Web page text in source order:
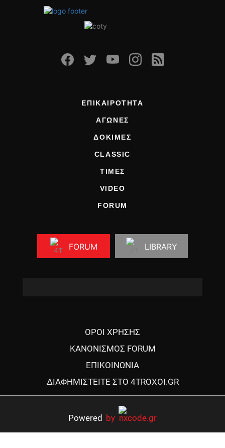
ΕΠΙΚΑΙΡΟΤΗΤΑ
ΑΓΩΝΕΣ
ΔΟΚΙΜΕΣ
CLASSIC
ΤΙΜΕΣ
VIDEO
FORUM
FORUM LIBRARY
ΟΡΟΙ ΧΡΗΣΗΣ
ΚΑΝΟΝΙΣΜΟΣ FORUM
ΕΠΙΚΟΙΝΩΝΙΑ
ΔΙΑΦΗΜΙΣΤΕΙΤΕ ΣΤΟ 4TROXOI.GR
Powered by